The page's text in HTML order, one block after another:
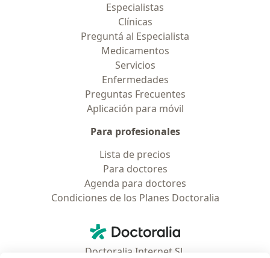
Especialistas
Clínicas
Preguntá al Especialista
Medicamentos
Servicios
Enfermedades
Preguntas Frecuentes
Aplicación para móvil
Para profesionales
Lista de precios
Para doctores
Agenda para doctores
Condiciones de los Planes Doctoralia
Doctoralia - Página de inicio
Doctoralia Internet SL